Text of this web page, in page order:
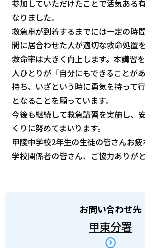
参加していただけたことで活気ある
なりました。
救急車が到着するまでには一定の時
間に居合わせた人が適切な救命処置
救命率は大きく向上します。本講習
人ひとりが「自分にもできることが
持ち、いざという時に勇気を持って
となることを願っています。
今後も継続して救急講習を実施し、
くりに努めてまいります。
甲陵中学校2年生の生徒の皆さんお
学校関係者の皆さん、ご協力ありが
お問い合わせ先
甲東分署